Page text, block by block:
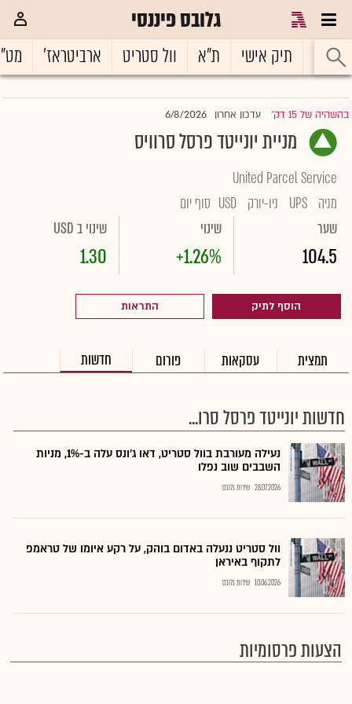
גלובס פיננסי
ראשי תיק אישי ת"א וול סטריט ארביטראז'
בהשהיה של 15 דק' |עדכון אחרון 6/8/2026
מניית יונייטד פרסל סרוויס
United Parcel Service
מניה UPS ניו-יורק USD סוף יום
שער
104.5
שינוי
+1.26%
שינוי ב USD
1.30
הוסף לתיק התראות
תמצית עסקאות פורום חדשות
חדשות יונייטד פרסל סרו...
נעילה מעורבת בוול סטריט, דאו ג'ונס עלה ב-1%, מניות
השבבים שוב נפלו
28.07.2026 שירות גלובס
וול סטריט ננעלה באדום בוהק, על רקע איומו של טראמפ
לתקוף באיראן
10.06.2026 שירות גלובס
הצעות פרסומיות